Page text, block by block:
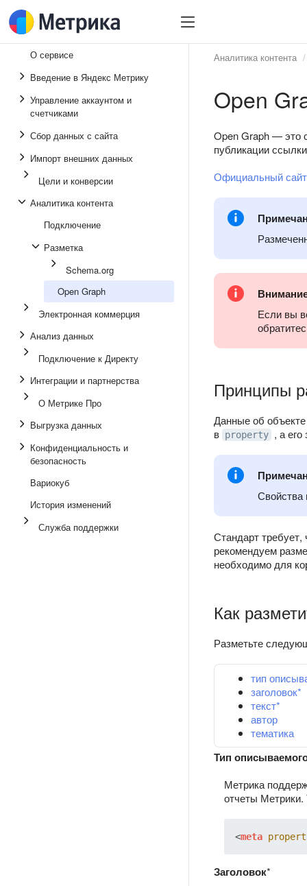
О сервисе
Введение в Яндекс Метрику
Управление аккаунтом и
счетчиками
Сбор данных с сайта
Импорт внешних данных
Цели и конверсии
Аналитика контента
Подключение
Разметка
Schema.org
Open Graph
Электронная коммерция
Анализ данных
Подключение к Директу
Интеграции и партнерства
О Метрике Про
Выгрузка данных
Конфиденциальность и
безопасность
Вариокуб
История изменений
Служба поддержки
Аналитика контента
Open
Open Graph — это
публикации
Официальный
Если вы
Принципы
Данные об
в property , а
Свойства
Стандарт
рекомендуем
необходимо для
Как
Разметьте
тип
заголовок*
текст*
автор
тематика
Тип
Метрика
отчеты Метрики.
<meta
Заголовок*